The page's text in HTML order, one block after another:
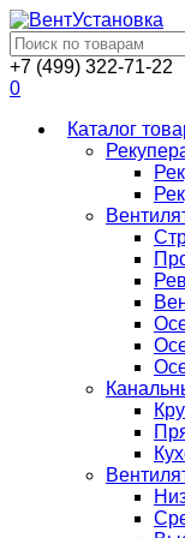
+7 (499) 322-71-22
0
Каталог